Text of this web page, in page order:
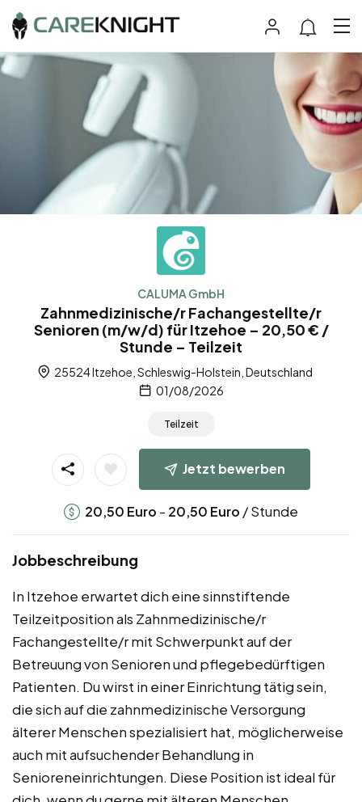
CALUMA GmbH
Zahnmedizinische/r Fachangestellte/r
Senioren (m/w/d) für Itzehoe – 20,50 € /
Stunde – Teilzeit
25524 Itzehoe, Schleswig-Holstein, Deutschland
01/08/2026
Teilzeit
Jetzt bewerben
20,50 Euro - 20,50 Euro / Stunde
Jobbeschreibung
In Itzehoe erwartet dich eine sinnstiftende
Teilzeitposition als Zahnmedizinische/r
Fachangestellte/r mit Schwerpunkt auf der
Betreuung von Senioren und pflegebedürftigen
Patienten. Du wirst in einer Einrichtung tätig sein,
die sich auf die zahnmedizinische Versorgung
älterer Menschen spezialisiert hat, möglicherweise
auch mit aufsuchender Behandlung in
Senioreneinrichtungen. Diese Position ist ideal für